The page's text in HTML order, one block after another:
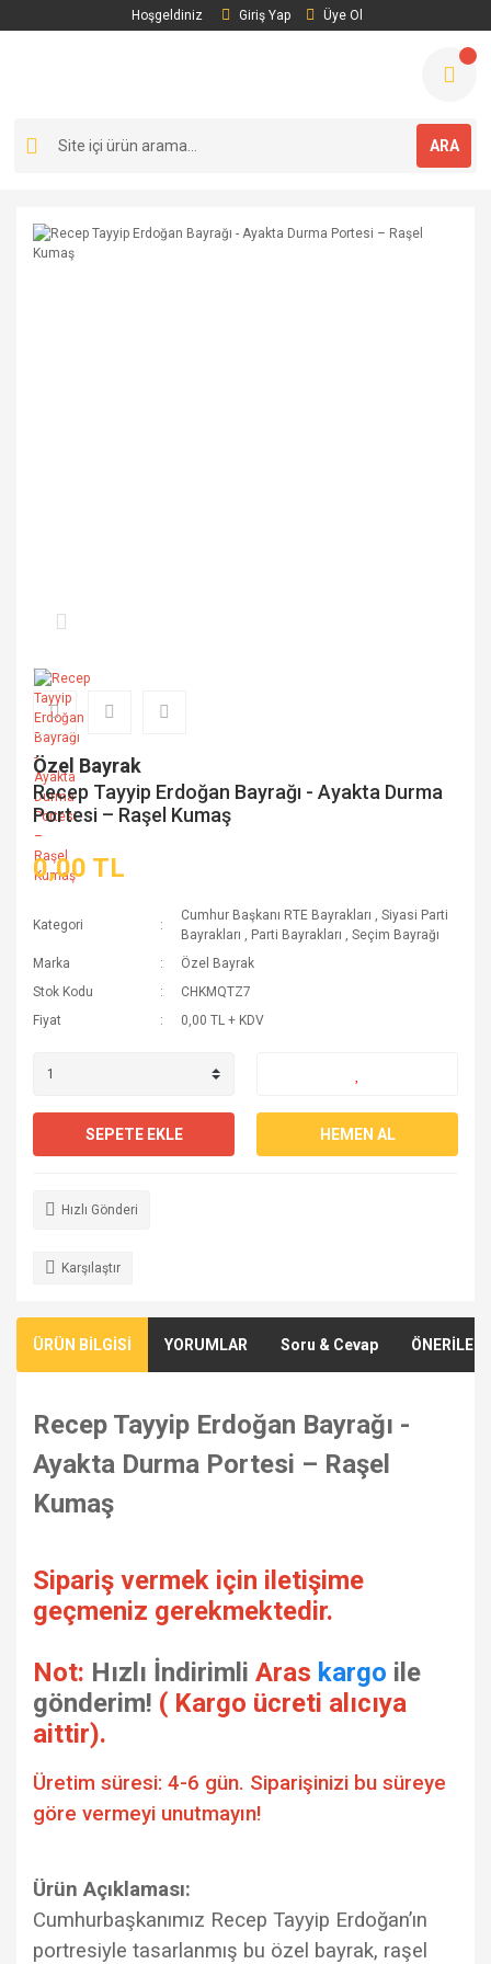
Hoşgeldiniz Giriş Yap Üye Ol
ARA
Özel Bayrak
Recep Tayyip Erdoğan Bayrağı - Ayakta Durma
Portesi – Raşel Kumaş
0,00 TL
Kategori
Cumhur Başkanı RTE Bayrakları ,Siyasi Parti
Bayrakları , Parti Bayrakları ,Seçim Bayrağı
Marka
Özel Bayrak
Stok Kodu
CHKMQTZ7
Fiyat
0,00 TL + KDV
SEPETE EKLE HEMEN AL
Hızlı Gönderi
Karşılaştır
ÜRÜN BİLGİSİ YORUMLAR Soru & Cevap
Recep Tayyip Erdoğan Bayrağı -
Ayakta Durma Portesi – Raşel
Kumaş
Sipariş vermek için iletişime
geçmeniz gerekmektedir.
Not: Hızlı İndirimli Aras kargo ile
gönderim! ( Kargo ücreti alıcıya
aittir).
Üretim süresi: 4-6 gün. Siparişinizi bu süreye
göre vermeyi unutmayın!
Ürün Açıklaması:
Cumhurbaşkanımız Recep Tayyip Erdoğan’ın
portresiyle tasarlanmış bu özel bayrak, raşel